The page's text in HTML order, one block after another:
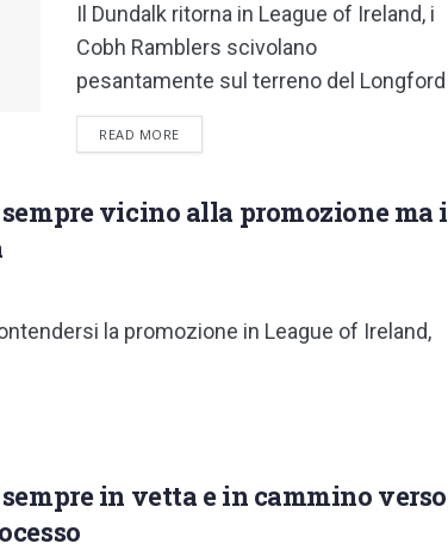
Il Dundalk ritorna in League of Ireland, i
Cobh Ramblers scivolano
pesantamente sul terreno del Longford
READ MOREDETAILS
vicino alla promozione ma i
la promozione in League of Ireland,
in vetta e in cammino verso